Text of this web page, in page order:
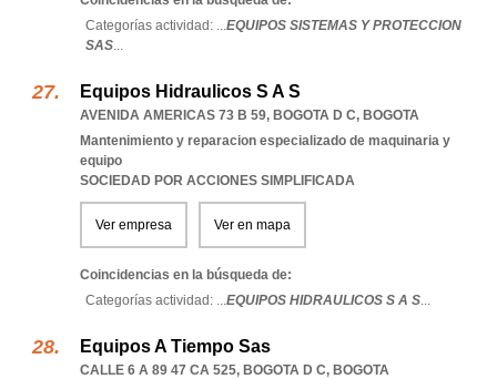
Categorías actividad: ...EQUIPOS SISTEMAS Y PROTECCION
SAS...
Equipos Hidraulicos S A S
AVENIDA AMERICAS 73 B 59, BOGOTA D C, BOGOTA
Mantenimiento y reparacion especializado de maquinaria y
equipo
SOCIEDAD POR ACCIONES SIMPLIFICADA
Ver empresa Ver en mapa
Coincidencias en la búsqueda de:
Categorías actividad: ...EQUIPOS HIDRAULICOS S A S...
Equipos A Tiempo Sas
CALLE 6 A 89 47 CA 525, BOGOTA D C, BOGOTA